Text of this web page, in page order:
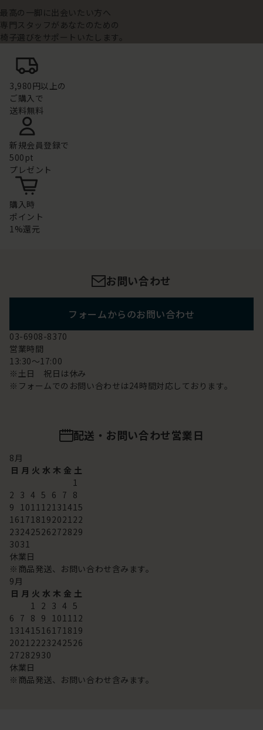
最高の一脚に出会いたい方へ
専門スタッフがあなたのための
椅子選びをサポートいたします。
3,980円以上の
ご購入で
送料無料
新規会員登録で
500pt
プレゼント
購入時
ポイント
1%還元
お問い合わせ
フォームからのお問い合わせ
03-6908-8370
営業時間
13:30～17:00
※土日 祝日は休み
※フォームでのお問い合わせは24時間対応しております。
配送・お問い合わせ営業日
8月
日 月 火 水 木 金 土
1
2 3 4 5 6 7 8
9 101112131415
16171819202122
23242526272829
3031
休業日
※商品発送、お問い合わせ含みます。
9月
日 月 火 水 木 金 土
1 2 3 4 5
6 7 8 9 101112
13141516171819
20212223242526
27282930
休業日
※商品発送、お問い合わせ含みます。